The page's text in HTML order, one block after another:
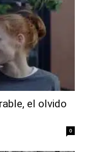
el olvido
0